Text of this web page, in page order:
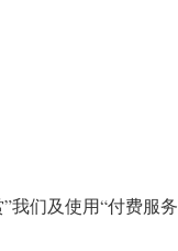
们及使用“付费服务